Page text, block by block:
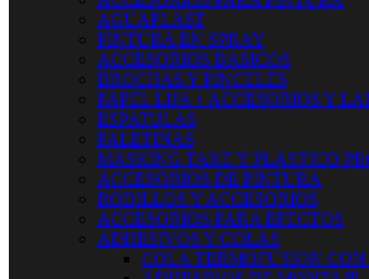
AGUAPLAST
PINTURA EN SPRAY
ACCESORIOS BASICOS
BROCHAS Y PINCELES
PAPEL LIJA + ACCESORIOS Y
ESPATULAS
PALETINAS
MASKING TAKE Y PLASTICO
ACCESORIOS DE PINTURA
RODILLOS Y ACCESORIOS
ACCESORIOS PARA EFECTOS
ADHESIVOS Y COLAS
COLA TERMOFUSION CON